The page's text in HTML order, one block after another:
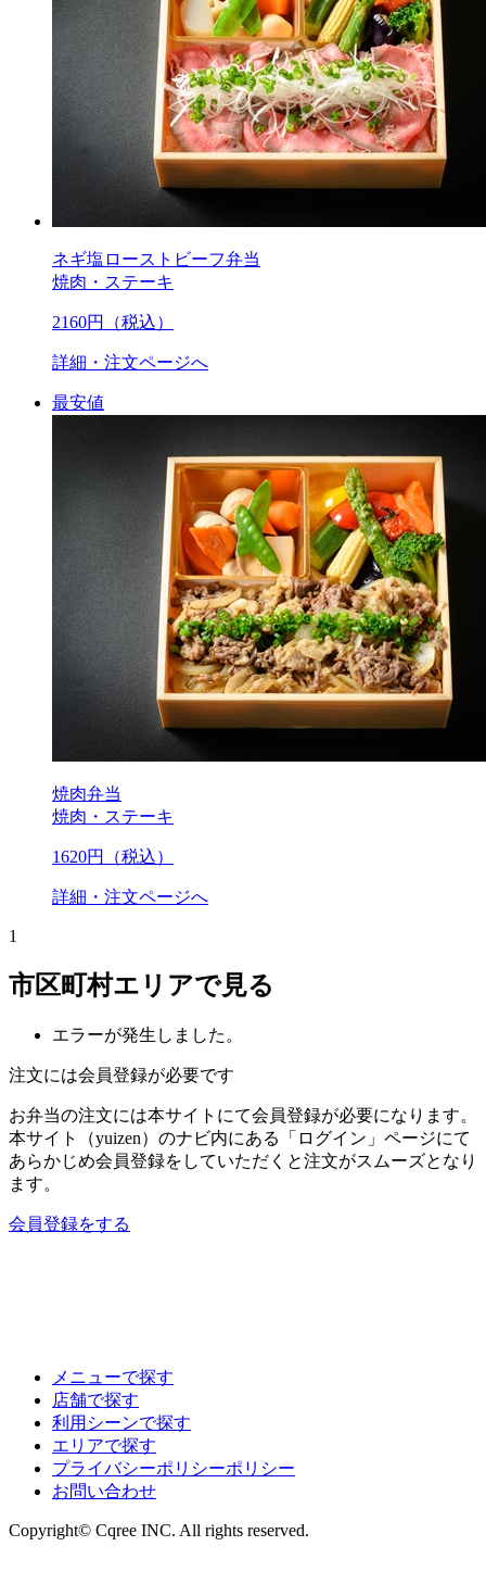
ネギ塩ローストビーフ弁当
焼肉・ステーキ
2160円（税込）
詳細・注文ページへ
最安値
焼肉弁当
焼肉・ステーキ
1620円（税込）
詳細・注文ページへ
1
市区町村エリアで見る
エラーが発生しました。
注文には会員登録が必要です
お弁当の注文には本サイトにて会員登録が必要になります。
本サイト（yuizen）のナビ内にある「ログイン」ページにて
あらかじめ会員登録をしていただくと注文がスムーズとなり
ます。
会員登録をする
メニューで探す
店舗で探す
利用シーンで探す
エリアで探す
プライバシーポリシーポリシー
お問い合わせ
Copyright© Cqree INC. All rights reserved.